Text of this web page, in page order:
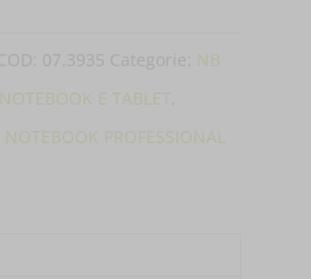
NB
NOTEBOOK E TABLET
NOTEBOOK PROFESSIONAL